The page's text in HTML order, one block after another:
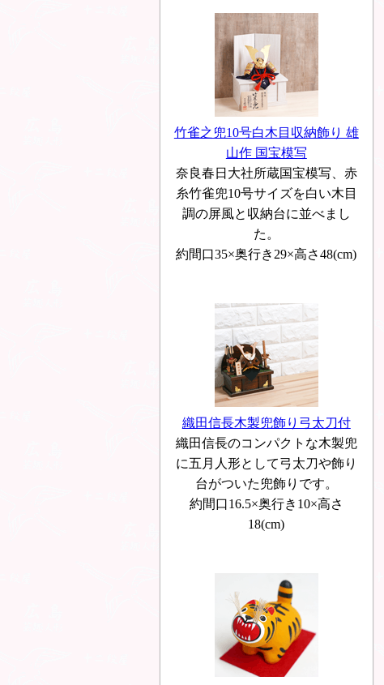
竹雀之兜10号白木目収納飾り 雄
山作 国宝模写
奈良春日大社所蔵国宝模写、赤
糸竹雀兜10号サイズを白い木目
調の屏風と収納台に並べまし
た。
約間口35×奥行き29×高さ48(cm)
織田信長木製兜飾り弓太刀付
織田信長のコンパクトな木製兜
に五月人形として弓太刀や飾り
台がついた兜飾りです。
約間口16.5×奥行き10×高さ
18(cm)